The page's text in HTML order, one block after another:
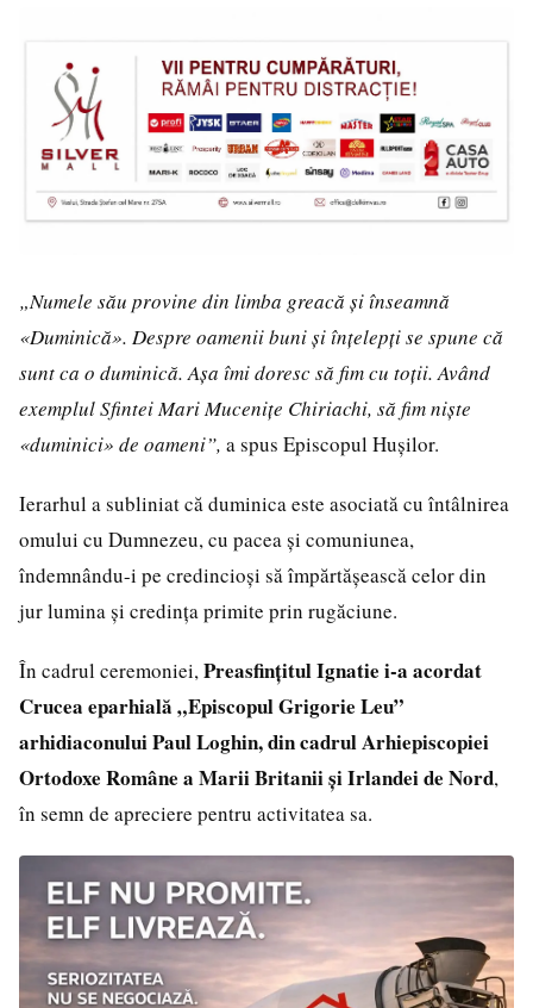
„Numele său provine din limba greacă și înseamnă
«Duminică». Despre oamenii buni și înțelepți se spune că
sunt ca o duminică. Așa îmi doresc să fim cu toții. Având
exemplul Sfintei Mari Mucenițe Chiriachi, să fim niște
«duminici» de oameni”, a spus Episcopul Hușilor.
Ierarhul a subliniat că duminica este asociată cu întâlnirea
omului cu Dumnezeu, cu pacea și comuniunea,
îndemnându-i pe credincioși să împărtășească celor din
jur lumina și credința primite prin rugăciune.
În cadrul ceremoniei,Preasfințitul Ignatie i-a acordat
Crucea eparhială „Episcopul Grigorie Leu”
arhidiaconului Paul Loghin, din cadrul Arhiepiscopiei
Ortodoxe Române a Marii Britanii și Irlandei de Nord,
în semn de apreciere pentru activitatea sa.